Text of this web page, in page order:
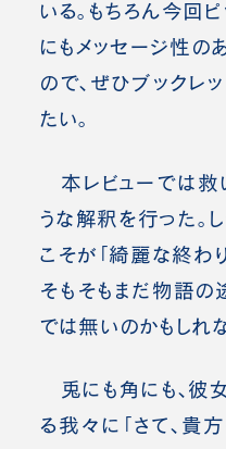
いる。 もちろん今回
にもメッセージ性の
ので、ぜひブックレ
たい。
本レビューでは救
うな解釈を行った。
こそが「綺麗な終わ
そもそもまだ物語の
では無いのかもしれな
兎にも角にも、彼
る我々に「さて、貴